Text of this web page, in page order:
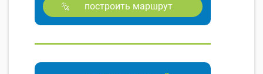
построить маршрут